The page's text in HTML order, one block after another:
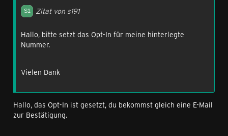
Zitat von s191
Hallo, bitte setzt das Opt-In für meine hinterlegte
Nummer.
Vielen Dank
Hallo, das Opt-In ist gesetzt, du bekommst gleich eine E-Mail
zur Bestätigung.